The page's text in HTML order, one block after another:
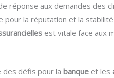
réponse aux demandes des
la réputation et la
est vitale face aux
des défis pour labanque et les